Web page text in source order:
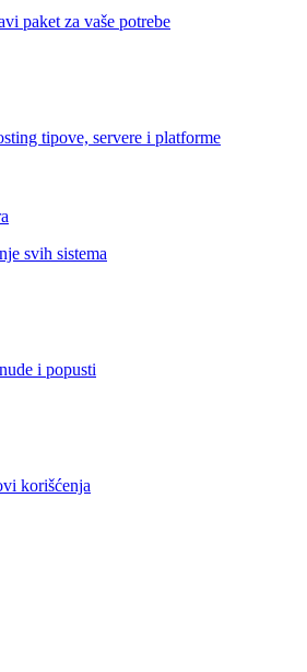
paket za vaše potrebe
tipove, servere i platforme
svih sistema
i popusti
korišćenja